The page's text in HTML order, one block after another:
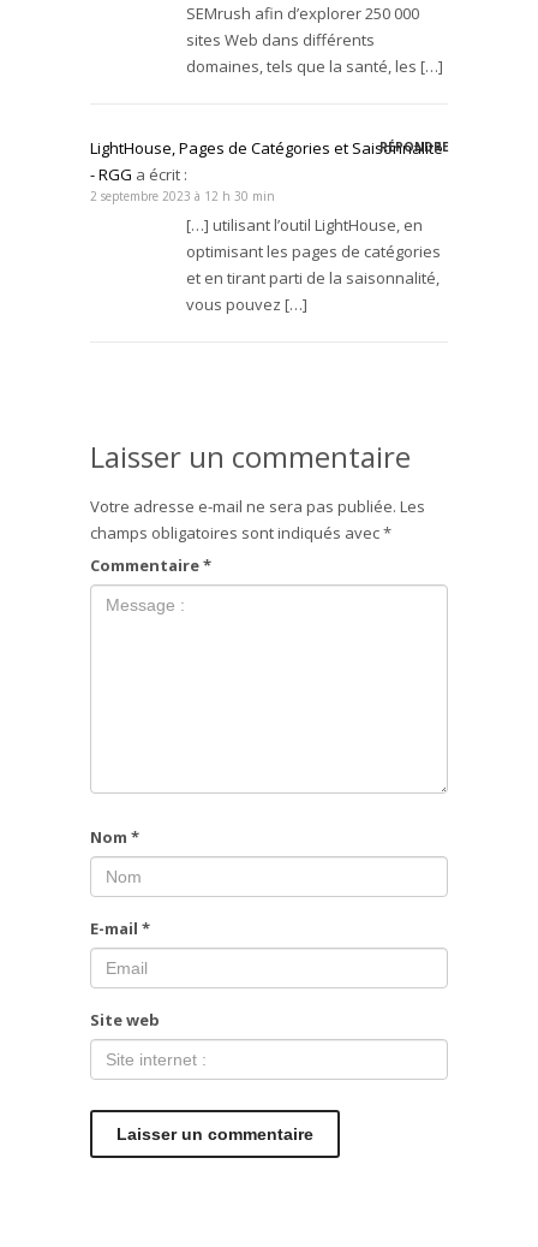
SEMrush afin d’explorer 250 000
sites Web dans différents
domaines, tels que la santé, les […]
LightHouse, Pages de Catégories et Saisonnalité
- RGG a écrit :
RÉPONDRE
2 septembre 2023 à 12 h 30 min
[…] utilisant l’outil LightHouse, en
optimisant les pages de catégories
et en tirant parti de la saisonnalité,
vous pouvez […]
Laisser un commentaire
Votre adresse e-mail ne sera pas publiée. Les
champs obligatoires sont indiqués avec*
Commentaire*
Nom *
E-mail *
Site web